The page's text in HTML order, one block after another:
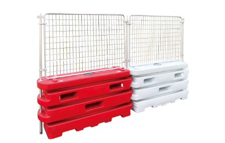
株式会社吾妻商会 会
社案内
製品・サービス
給油カード
(ガソリンカード)
コークス・鋳物